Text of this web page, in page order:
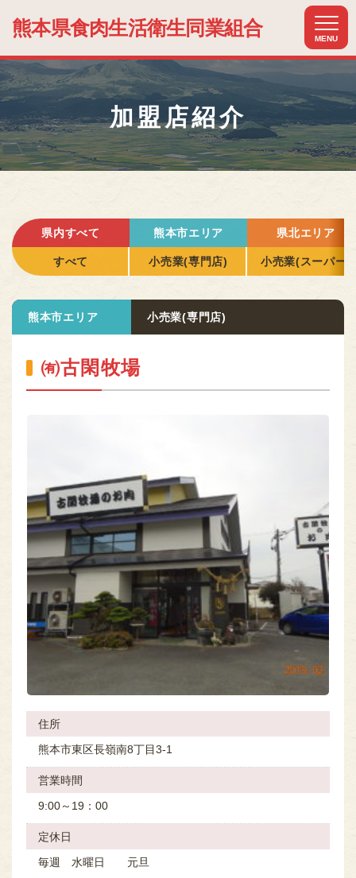
熊本県食肉生活衛生同業組合
加盟店紹介
県内すべて 熊本市エリア 県北エリア
すべて 小売業(専門店) 小売業(スーパー)
熊本市エリア 小売業(専門店)
㈲古閑牧場
住所
熊本市東区長嶺南8丁目3-1
営業時間
9:00～19：00
定休⽇
毎週 水曜日 元旦
MENU
ホーム
HOME
組合について
ABOUT US
加盟店紹介
MEMBER
関連組織紹介
お知らせ
NEWS
MEAT OF KUMAMOTO
nikuren@ninus.ocn.ne.jp
096-372-4994
電話
受付
平日(土日祝休み)
9:00〜17:00